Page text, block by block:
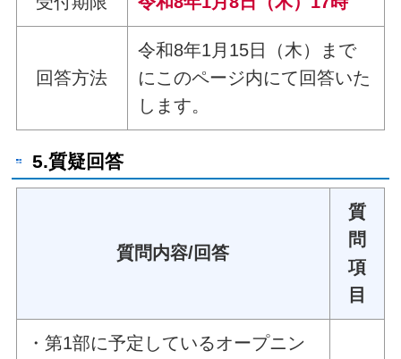
回答方法
令和8年1月15日（木）まで
にこのページ内にて回答いた
します。
5.質疑回答
質問内容/回答
質
問
項
目
・第1部に予定しているオープニン